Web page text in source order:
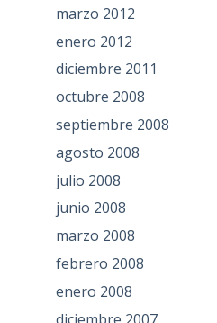
marzo 2012
enero 2012
diciembre 2011
octubre 2008
septiembre 2008
agosto 2008
julio 2008
junio 2008
marzo 2008
febrero 2008
enero 2008
diciembre 2007